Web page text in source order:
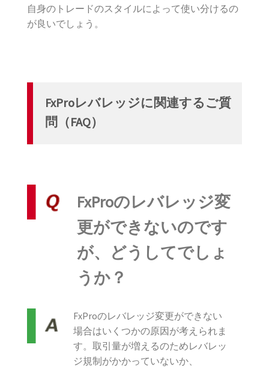
自身のトレードのスタイルによって使い分けるの
が良いでしょう。
FxProレバレッジに関連するご質
問（FAQ）
FxProのレバレッジ変
更ができないのです
が、どうしてでしょ
うか？
FxProのレバレッジ変更ができない
場合はいくつかの原因が考えられま
す。取引量が増えるのためレバレッ
ジ規制がかかっていないか、